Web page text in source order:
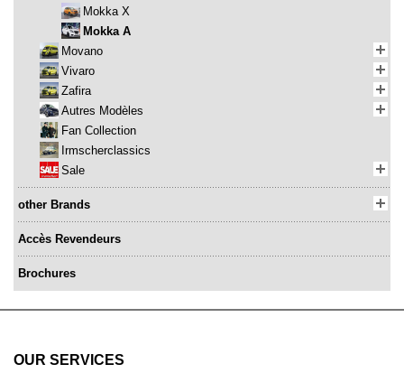
Mokka X
Mokka A
Movano
Vivaro
Zafira
Autres Modèles
Fan Collection
Irmscherclassics
Sale
other Brands
Accès Revendeurs
Brochures
OUR SERVICES